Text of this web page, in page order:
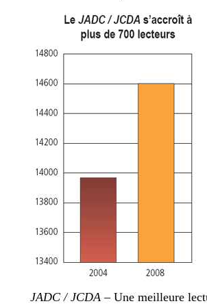
JADC / JCDA – Une meilleure